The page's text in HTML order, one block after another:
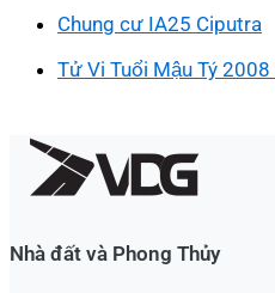
Chung cư IA25 Ciputra
Tử Vi Tuổi Mậu Tý
Nhà đất và Phong Thủy